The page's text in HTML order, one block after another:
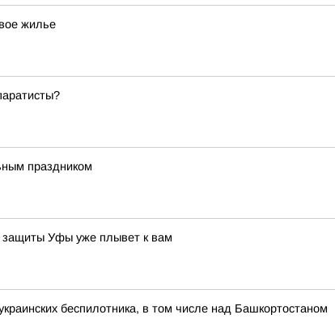
жилье
праздником
защиты Уфы уже плывет к вам
беспилотника, в том числе над Башкортостаном